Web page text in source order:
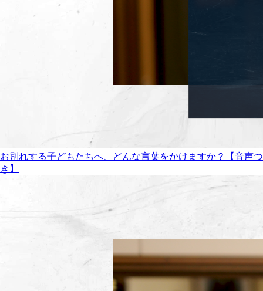
お別れする子どもたちへ、どんな言葉をかけますか？【音声つ
き】